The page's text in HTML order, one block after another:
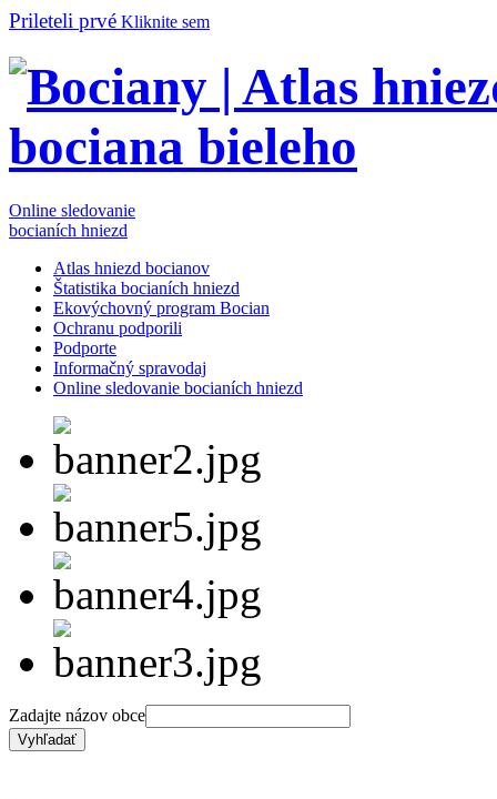
Prileteli prvé Kliknite sem
Online sledovanie
bocianích hniezd
Atlas hniezd bocianov
Štatistika bocianích hniezd
Ekovýchovný program Bocian
Ochranu podporili
Podporte
Informačný spravodaj
Online sledovanie bocianích hniezd
Zadajte názov obce